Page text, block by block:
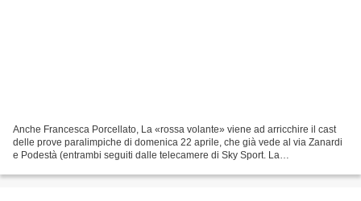
Anche Francesca Porcellato, La «rossa volante» viene ad arricchire il cast
delle prove paralimpiche di domenica 22 aprile, che già vede al via Zanardi
e Podestà (entrambi seguiti dalle telecamere di Sky Sport. La